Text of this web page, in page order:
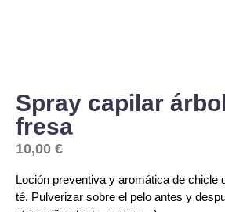
Spray capilar
fresa
10,00 €
Loción preventiva y aromática de chicle
té. Pulverizar sobre el pelo antes y